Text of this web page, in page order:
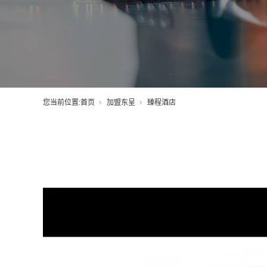
您当前位置:首页 加盟东呈 臻程酒店